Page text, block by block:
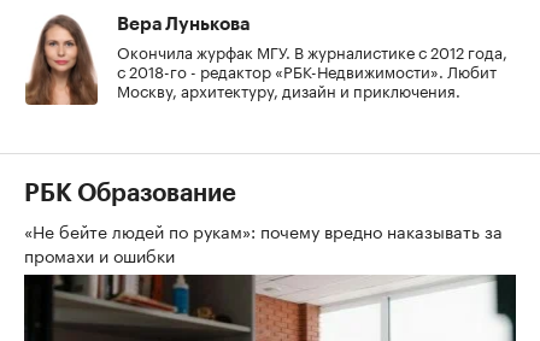
Вера Лунькова
Окончила журфак МГУ. В журналистике с 2012 года,
с 2018-го - редактор «РБК-Недвижимости». Любит
Москву, архитектуру, дизайн и приключения.
РБК Образование
«Не бейте людей по рукам»: почему вредно наказывать за
промахи и ошибки